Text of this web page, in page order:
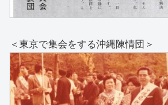
＜東京で集会をする沖縄陳情団＞